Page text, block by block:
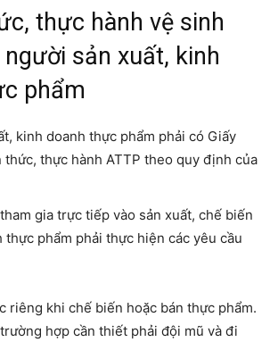
thực hành vệ sinh
người sản xuất, kinh
phẩm
kinh doanh thực phẩm phải có Giấy
thức, thực hành ATTP theo quy định của
gia trực tiếp vào sản xuất, chế biến
thực phẩm phải thực hiện các yêu cầu
riêng khi chế biến hoặc bán thực phẩm.
hợp cần thiết phải đội mũ và đi